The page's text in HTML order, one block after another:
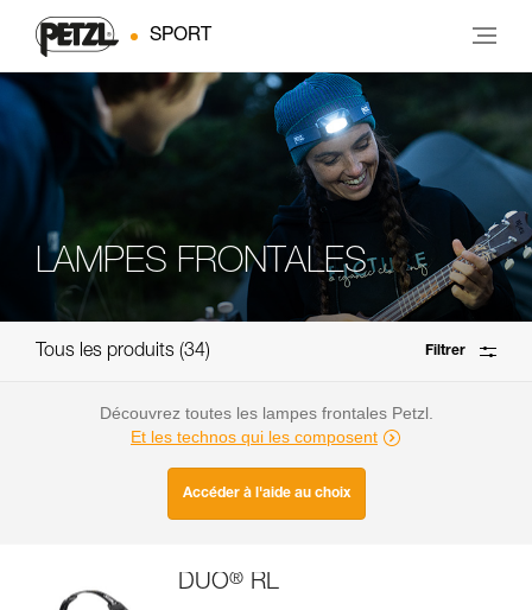
SPORT
LAMPES FRONTALES
Tous les produits 34 Filtrer
Découvrez toutes les lampes frontales Petzl.
Et les technos qui les composent
Accéder à l'aide au choix
DUO® RL